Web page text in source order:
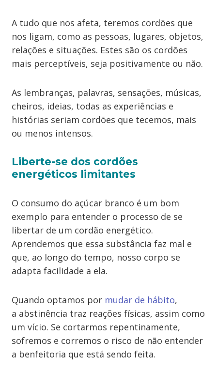
A tudo que nos afeta, teremos cordões que
nos ligam, como as pessoas, lugares, objetos,
relações e situações. Estes são os cordões
mais perceptíveis, seja positivamente ou não.
As lembranças, palavras, sensações, músicas,
cheiros, ideias, todas as experiências e
histórias seriam cordões que tecemos, mais
ou menos intensos.
Liberte-se dos cordões
energéticos limitantes
O consumo do açúcar branco é um bom
exemplo para entender o processo de se
libertar de um cordão energético.
Aprendemos que essa substância faz mal e
que, ao longo do tempo, nosso corpo se
adapta facilidade a ela.
Quando optamos por mudar de hábito,
a abstinência traz reações físicas, assim como
um vício. Se cortarmos repentinamente,
sofremos e corremos o risco de não entender
a benfeitoria que está sendo feita.